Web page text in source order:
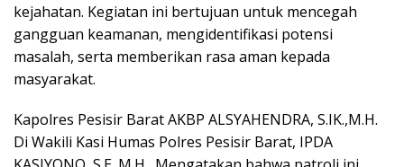
kejahatan. Kegiatan ini bertujuan untuk mencegah
gangguan keamanan, mengidentifikasi potensi
masalah, serta memberikan rasa aman kepada
masyarakat.
Kapolres Pesisir Barat AKBP ALSYAHENDRA, S.IK.,M.H.
Di Wakili Kasi Humas Polres Pesisir Barat, IPDA